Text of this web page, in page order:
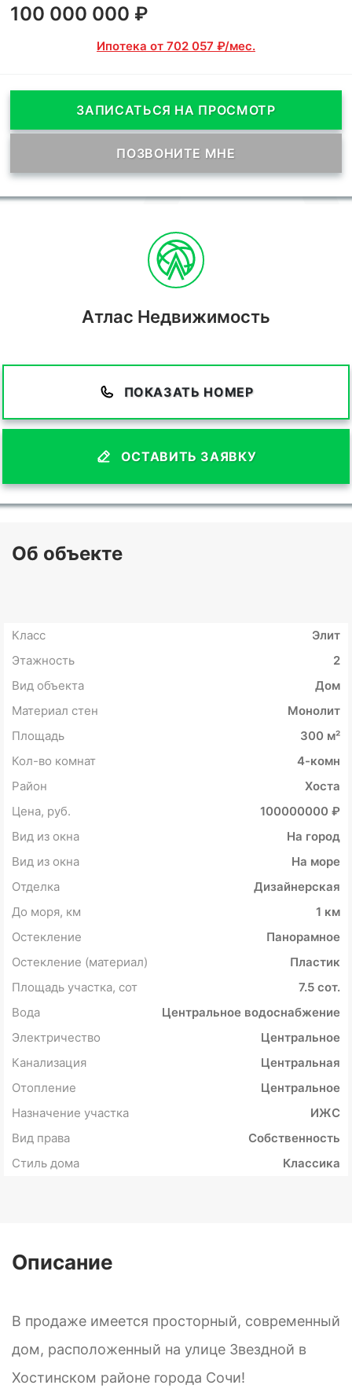
100 000 000 ₽
Ипотека от 702 057 ₽/мес.
ЗАПИСАТЬСЯ НА ПРОСМОТР
ПОЗВОНИТЕ МНЕ
Атлас Недвижимость
ПОКАЗАТЬ НОМЕР
ОСТАВИТЬ ЗАЯВКУ
Об объекте
Класс
Элит
Этажность
2
Вид объекта
Дом
Материал стен
Монолит
Площадь
300 м²
Кол-во комнат
4-комн
Район
Хоста
Цена, руб.
100000000 ₽
Вид из окна
На город
Вид из окна
На море
Отделка
Дизайнерская
До моря, км
1 км
Остекление
Панорамное
Остекление (материал)
Пластик
Площадь участка, сот
7.5 сот.
Вода
Центральное водоснабжение
Электричество
Центральное
Канализация
Центральная
Отопление
Центральное
Назначение участка
ИЖС
Вид права
Собственность
Стиль дома
Классика
Описание
В продаже имеется просторный, современный
дом, расположенный на улице Звездной в
Хостинском районе города Сочи!